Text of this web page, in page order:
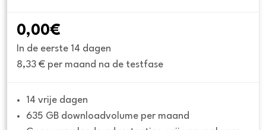
0,00€
In de eerste 14 dagen
8,33 € per maand na de testfase
14 vrije dagen
635 GB downloadvolume per maand